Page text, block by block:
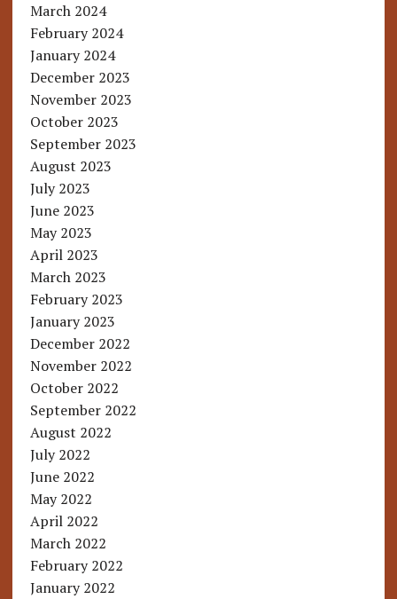
March 2024
February 2024
January 2024
December 2023
November 2023
October 2023
September 2023
August 2023
July 2023
June 2023
May 2023
April 2023
March 2023
February 2023
January 2023
December 2022
November 2022
October 2022
September 2022
August 2022
July 2022
June 2022
May 2022
April 2022
March 2022
February 2022
January 2022